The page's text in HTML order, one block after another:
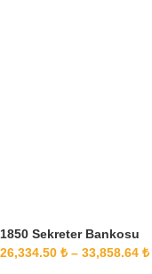
1850 Sekreter Bankosu
26,334.50 ₺ – 33,858.64 ₺